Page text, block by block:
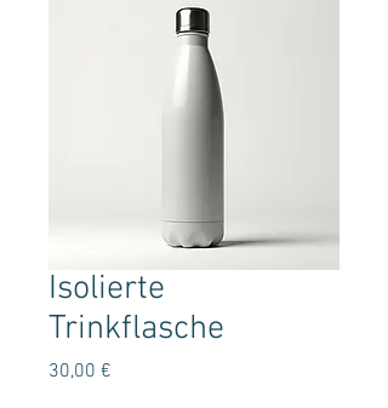
Isolierte
Trinkflasche
30,00 €